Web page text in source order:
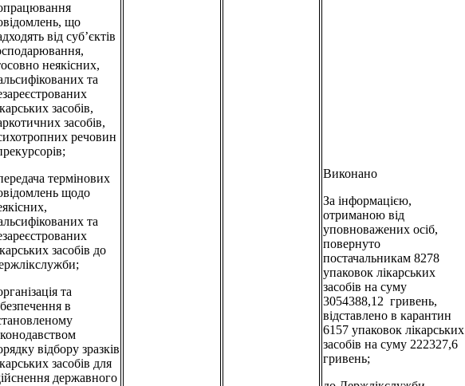
що
від суб’єктів
неякісних,
та
засобів,
засобів,
речовин
термінових
щодо
та
засобів до
та
в
відбору зразків
засобів для
державного
Виконано
За інформацією,
отриманою від
уповноважених осіб,
повернуто
постачальникам 8278
упаковок лікарських
засобів на суму
3054388,12 гривень,
відставлено в карантин
6157 упаковок лікарських
засобів на суму 222327,6
гривень;